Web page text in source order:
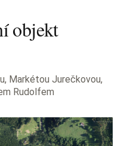
objekt
Markétou Jurečkovou,
Rudolfem